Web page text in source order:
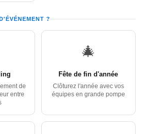
?
de
entre
🎄
Fête de fin d'année
Clôturez l'année avec vos
équipes en grande pompe